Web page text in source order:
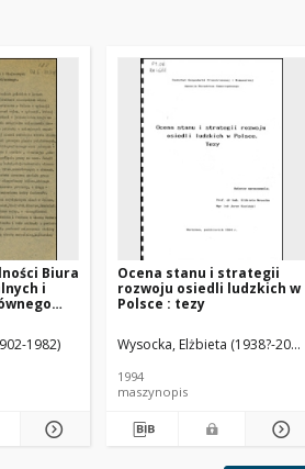
Biura
i
1982)
Ocena stanu i strategii
rozwoju osiedli ludzkich w
Polsce : tezy
Wysocka, Elżbieta (1938?-2014).
1994
maszynopis